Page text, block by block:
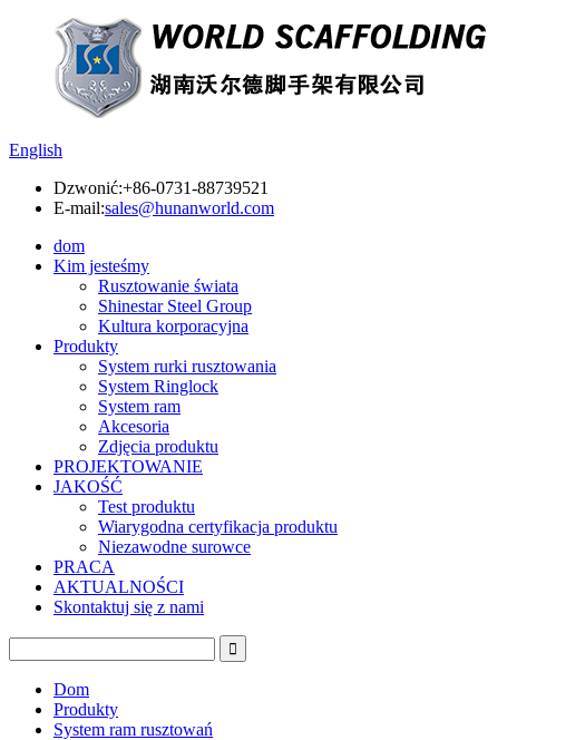
English
Dzwonić:+86-0731-88739521
E-mail:sales@hunanworld.com
dom
Kim jesteśmy
Rusztowanie świata
Shinestar Steel Group
Kultura korporacyjna
Produkty
System rurki rusztowania
System Ringlock
System ram
Akcesoria
Zdjęcia produktu
PROJEKTOWANIE
JAKOŚĆ
Test produktu
Wiarygodna certyfikacja produktu
Niezawodne surowce
PRACA
AKTUALNOŚCI
Skontaktuj się z nami
Dom
Produkty
System ram rusztowań